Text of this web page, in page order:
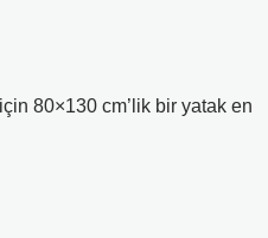
80×130 cm’lik bir yatak en